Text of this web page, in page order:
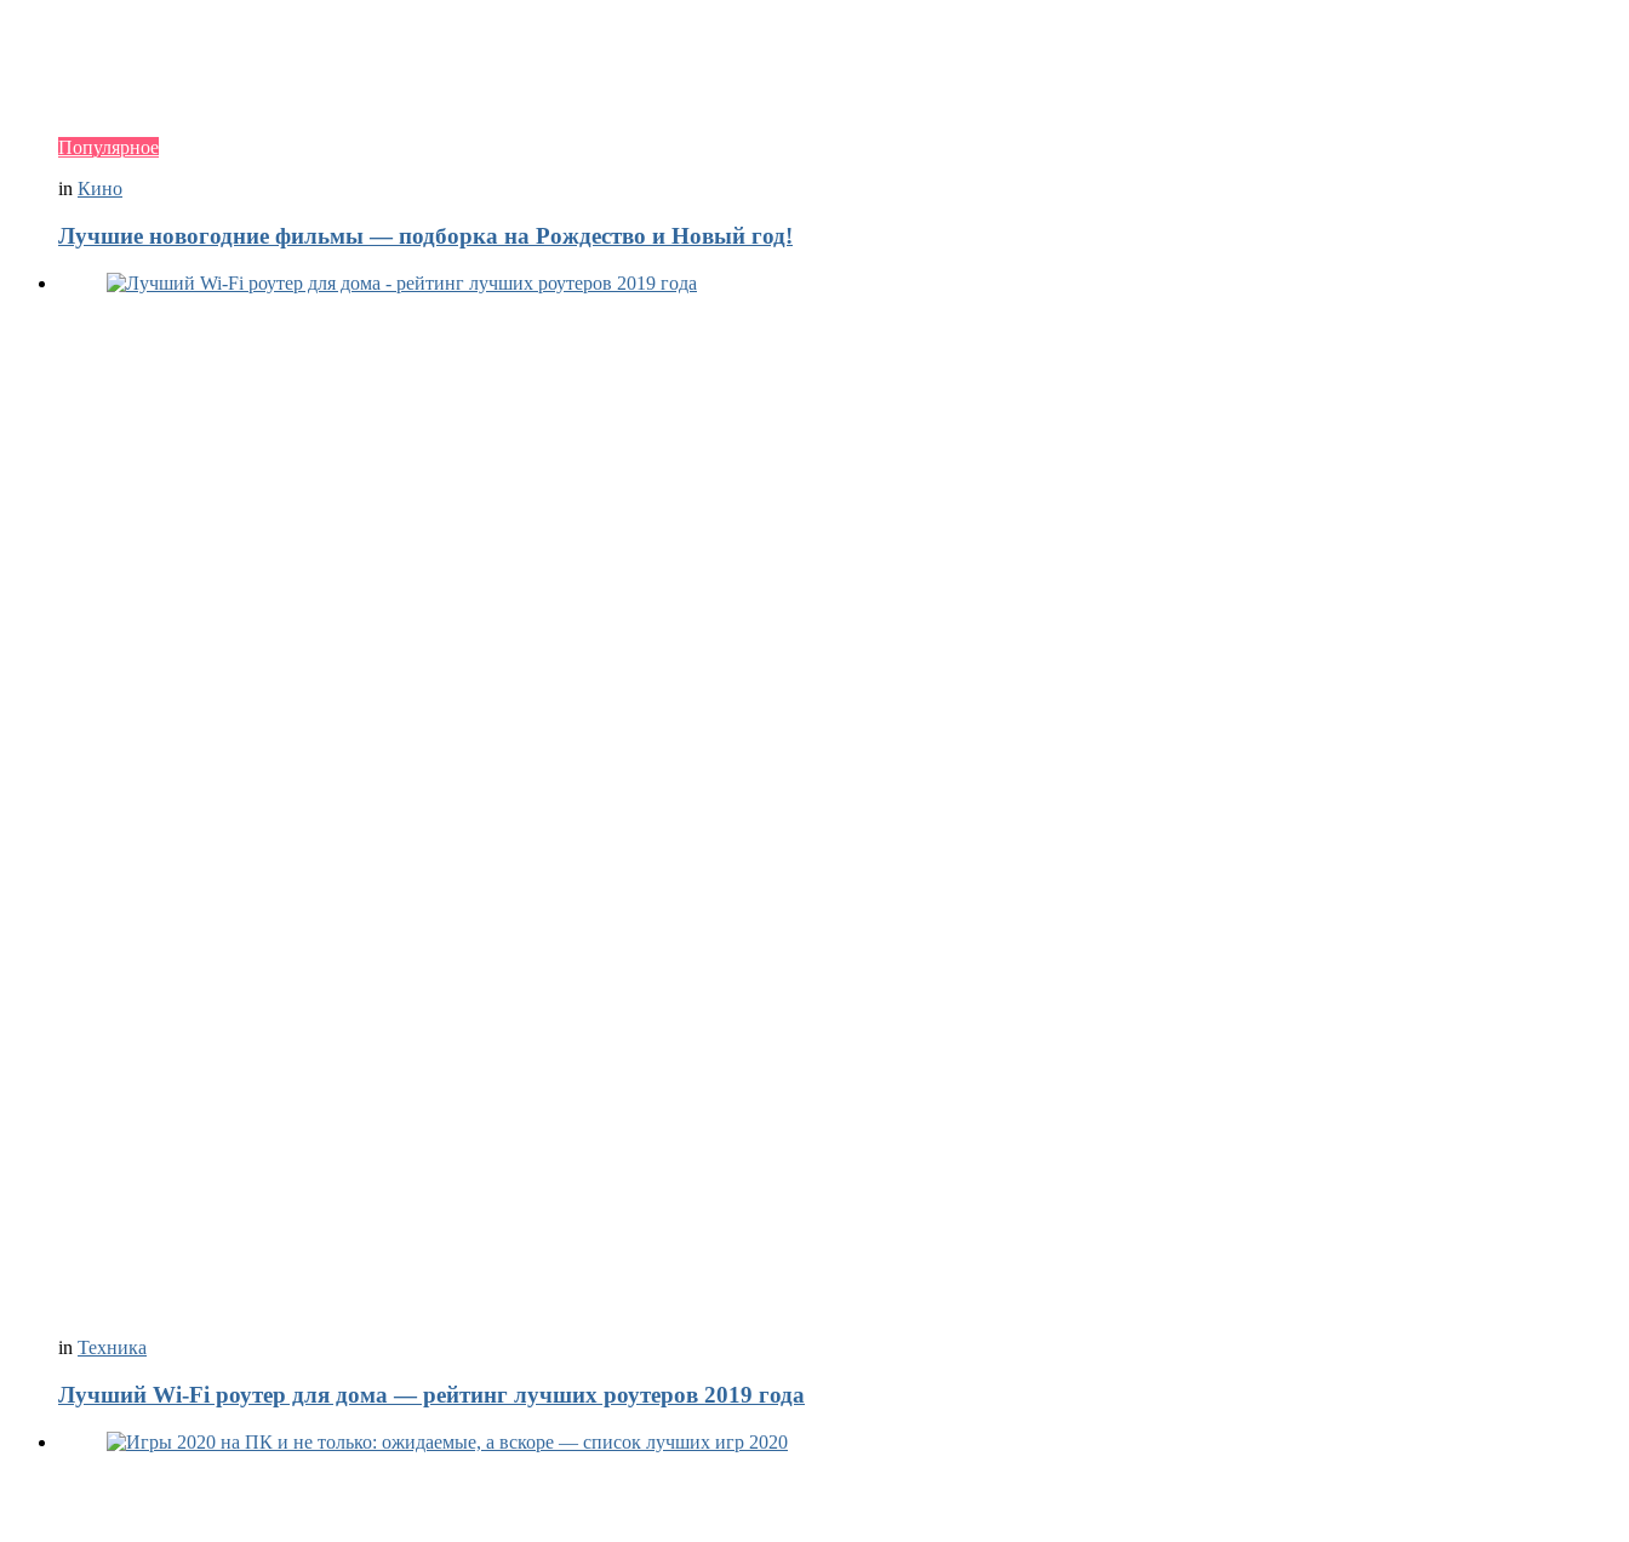
Популярное
in Кино
Лучшие новогодние фильмы — подборка на Рождество и Новый год!
in Техника
Лучший Wi-Fi роутер для дома — рейтинг лучших роутеров 2019 года